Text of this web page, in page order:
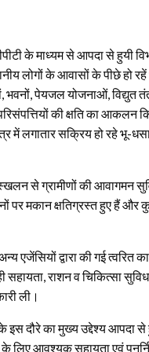
के माध्यम से आपदा से हुयी
लोगों के आवासों के पीछे हो
पेयजल योजनाओं, विद्युत
की क्षति का आकलन
में लगातार सक्रिय हो रहे भू-
भूस्खलन से ग्रामीणों की आवागमन
पर मकान क्षतिग्रस्त हुए हैं और
द्वारा की गई त्वरित
सहायता, राशन व चिकित्सा
ली।
दौरे का मुख्य उद्देश्य आपदा से
आवश्यक सहायता एवं